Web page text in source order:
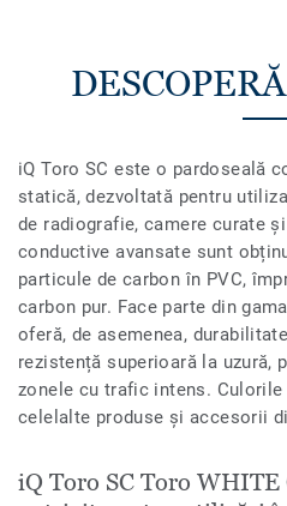
iQ Toro SC este o pardoseală
statică, dezvoltată pentru
de radiografie, camere curate
conductive avansate sunt
particule de carbon în PVC,
carbon pur. Face parte din
oferă, de asemenea,
rezistență superioară la uzură,
zonele cu trafic intens.
celelalte produse și accesorii
iQ Toro SC Toro WHITE